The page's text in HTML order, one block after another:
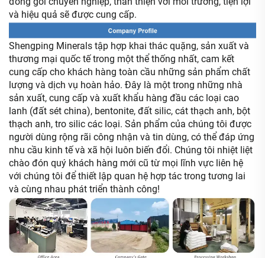
và hiệu quả sẽ được cung cấp.
Shengping Minerals tập hợp khai thác quặng, sản xuất và
thương mại quốc tế trong một thể thống nhất, cam kết
cung cấp cho khách hàng toàn cầu những sản phẩm chất
lượng và dịch vụ hoàn hảo. Đây là một trong những nhà
sản xuất, cung cấp và xuất khẩu hàng đầu các loại cao
lanh (đất sét china), bentonite, đất silic, cát thạch anh, bột
thạch anh, tro silic các loại. Sản phẩm của chúng tôi được
người dùng rộng rãi công nhận và tin dùng, có thể đáp ứng
nhu cầu kinh tế và xã hội luôn biến đổi. Chúng tôi nhiệt liệt
chào đón quý khách hàng mới cũ từ mọi lĩnh vực liên hệ
với chúng tôi để thiết lập quan hệ hợp tác trong tương lai
và cùng nhau phát triển thành công!